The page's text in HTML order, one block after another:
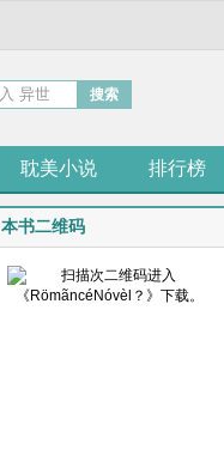
搜索
耽美小说 排行榜
本书二维码